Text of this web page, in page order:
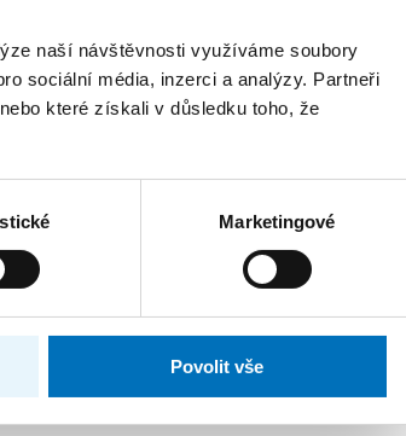
naší návštěvnosti využíváme soubory
sociální média, inzerci a analýzy. Partneři
které získali v důsledku toho, že
Marketingové
Povolit vše
historického vědomí a její
reality a kyberprostoru)
výzkumu a experimentálního vývoje
2016 až 2022 (NAKI II)